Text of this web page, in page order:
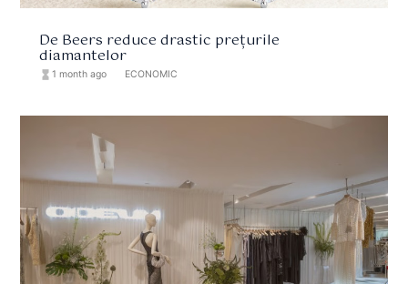
De Beers reduce drastic prețurile
diamantelor
hourglass_full 1 month ago ECONOMIC